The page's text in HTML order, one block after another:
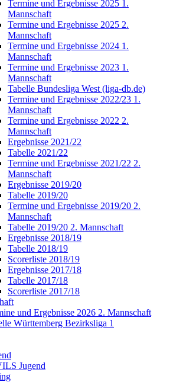
Termine und Ergebnisse 2025 1.
Mannschaft
Termine und Ergebnisse 2025 2.
Mannschaft
Termine und Ergebnisse 2024 1.
Mannschaft
Termine und Ergebnisse 2023 1.
Mannschaft
Tabelle Bundesliga West (liga-db.de)
Termine und Ergebnisse 2022/23 1.
Mannschaft
Termine und Ergebnisse 2022 2.
Mannschaft
Ergebnisse 2021/22
Tabelle 2021/22
Termine und Ergebnisse 2021/22 2.
Mannschaft
Ergebnisse 2019/20
Tabelle 2019/20
Termine und Ergebnisse 2019/20 2.
Mannschaft
Tabelle 2019/20 2. Mannschaft
Ergebnisse 2018/19
Tabelle 2018/19
Scorerliste 2018/19
Ergebnisse 2017/18
Tabelle 2017/18
Scorerliste 2017/18
und Ergebnisse 2026 2. Mannschaft
Württemberg Bezirksliga 1
Jugend